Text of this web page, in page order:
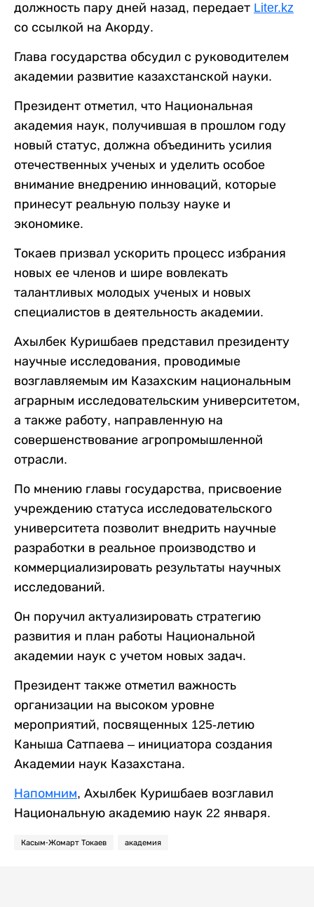
должность пару дней назад, передает Liter.kz
со ссылкой на Акорду.
Глава государства обсудил с руководителем
академии развитие казахстанской науки.
Президент отметил, что Национальная
академия наук, получившая в прошлом году
новый статус, должна объединить усилия
отечественных ученых и уделить особое
внимание внедрению инноваций, которые
принесут реальную пользу науке и
экономике.
Токаев призвал ускорить процесс избрания
новых ее членов и шире вовлекать
талантливых молодых ученых и новых
специалистов в деятельность академии.
Ахылбек Куришбаев представил президенту
научные исследования, проводимые
возглавляемым им Казахским национальным
аграрным исследовательским университетом,
а также работу, направленную на
совершенствование агропромышленной
отрасли.
По мнению главы государства, присвоение
учреждению статуса исследовательского
университета позволит внедрить научные
разработки в реальное производство и
коммерциализировать результаты научных
исследований.
Он поручил актуализировать стратегию
развития и план работы Национальной
академии наук с учетом новых задач.
Президент также отметил важность
организации на высоком уровне
мероприятий, посвященных 125-летию
Каныша Сатпаева – инициатора создания
Академии наук Казахстана.
Напомним, Ахылбек Куришбаев возглавил
Национальную академию наук 22 января.
Касым-Жомарт Токаев академия